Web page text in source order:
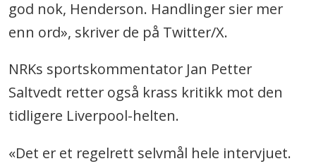
god nok, Henderson. Handlinger sier mer
enn ord», skriver de på Twitter/X.
NRKs sportskommentator Jan Petter
Saltvedt retter også krass kritikk mot den
tidligere Liverpool-helten.
«Det er et regelrett selvmål hele intervjuet.